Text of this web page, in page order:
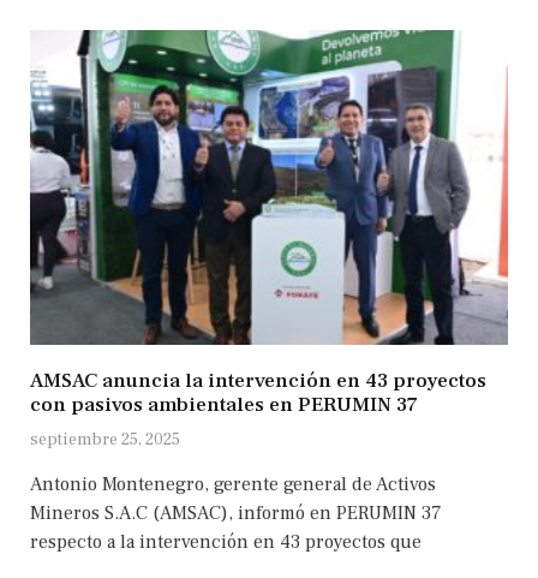
AMSAC anuncia la intervención en 43 proyectos
con pasivos ambientales en PERUMIN 37
septiembre 25, 2025
Antonio Montenegro, gerente general de Activos
Mineros S.A.C (AMSAC), informó en PERUMIN 37
respecto a la intervención en 43 proyectos que